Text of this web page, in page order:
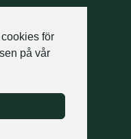
för
på vår